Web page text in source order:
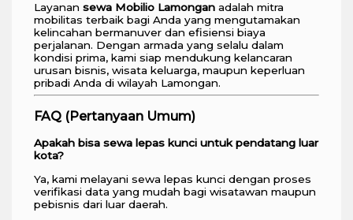
Layanan sewa Mobilio Lamonganadalah mitra
mobilitas terbaik bagi Anda yang mengutamakan
kelincahan bermanuver dan efisiensi biaya
perjalanan. Dengan armada yang selalu dalam
kondisi prima, kami siap mendukung kelancaran
urusan bisnis, wisata keluarga, maupun keperluan
pribadi Anda di wilayah Lamongan.
FAQ (Pertanyaan Umum)
Apakah bisa sewa lepas kunci untuk pendatang luar
kota?
Ya, kami melayani sewa lepas kunci dengan proses
verifikasi data yang mudah bagi wisatawan maupun
pebisnis dari luar daerah.